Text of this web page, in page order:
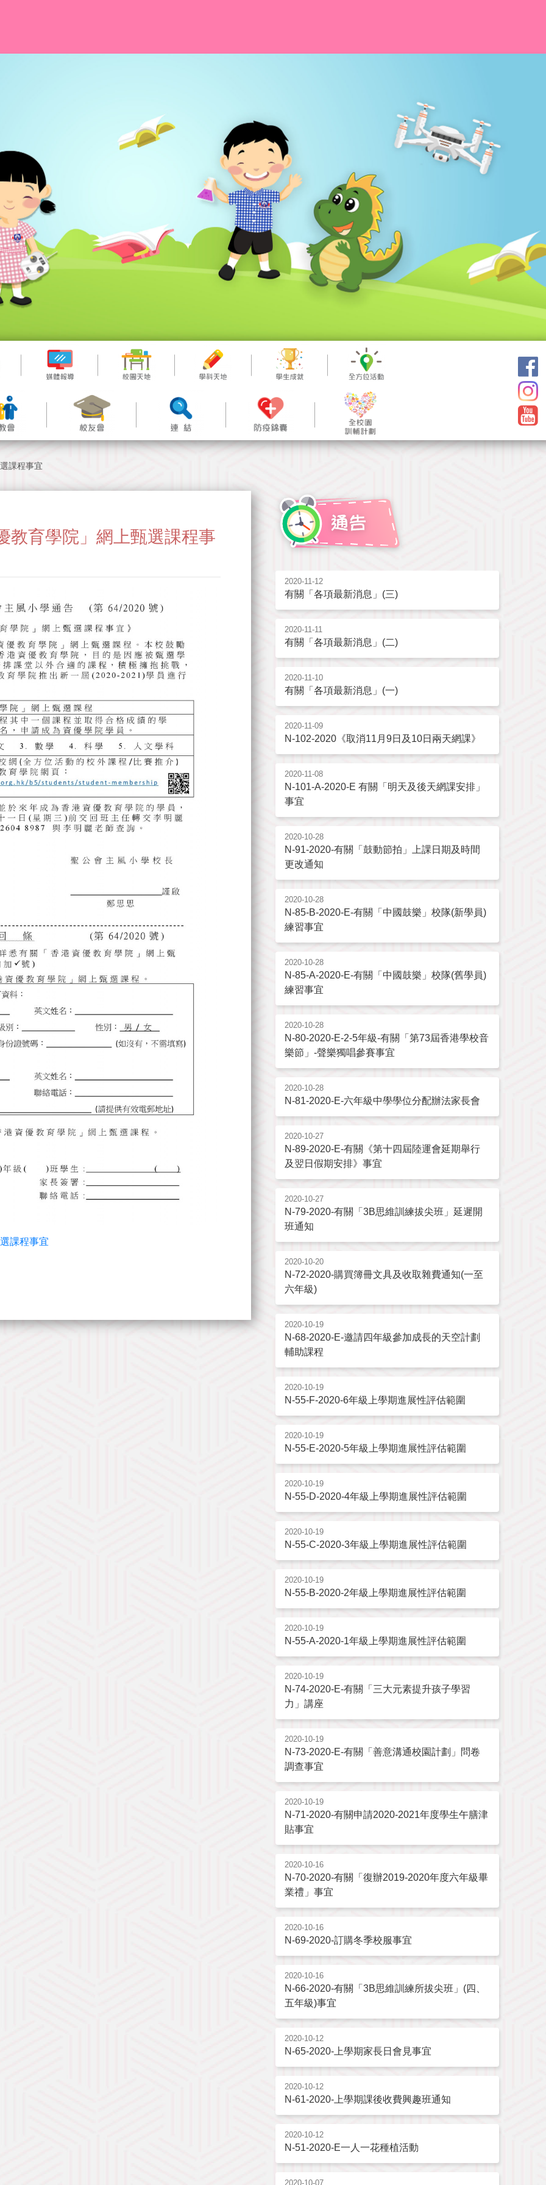
課程事宜
教育學院」網上甄選課程事
課程事宜
2020-11-12
有關「各項最新消息」(三)
2020-11-11
有關「各項最新消息」(二)
2020-11-10
有關「各項最新消息」(一)
2020-11-09
N-102-2020《取消11月9日及10日兩天網課》
2020-11-08
N-101-A-2020-E 有關「明天及後天網課安排」
事宜
2020-10-28
N-91-2020-有關「鼓動節拍」上課日期及時間
更改通知
2020-10-28
N-85-B-2020-E-有關「中國鼓樂」校隊(新學員)
練習事宜
2020-10-28
N-85-A-2020-E-有關「中國鼓樂」校隊(舊學員)
練習事宜
2020-10-28
N-80-2020-E-2-5年級-有關「第73屆香港學校音
樂節」-聲樂獨唱參賽事宜
2020-10-28
N-81-2020-E-六年級中學學位分配辦法家長會
2020-10-27
N-89-2020-E-有關《第十四屆陸運會延期舉行
及翌日假期安排》事宜
2020-10-27
N-79-2020-有關「3B思維訓練拔尖班」延遲開
班通知
2020-10-20
N-72-2020-購買簿冊文具及收取雜費通知(一至
六年級)
2020-10-19
N-68-2020-E-邀請四年級參加成長的天空計劃
輔助課程
2020-10-19
N-55-F-2020-6年級上學期進展性評估範圍
2020-10-19
N-55-E-2020-5年級上學期進展性評估範圍
2020-10-19
N-55-D-2020-4年級上學期進展性評估範圍
2020-10-19
N-55-C-2020-3年級上學期進展性評估範圍
2020-10-19
N-55-B-2020-2年級上學期進展性評估範圍
2020-10-19
N-55-A-2020-1年級上學期進展性評估範圍
2020-10-19
N-74-2020-E-有關「三大元素提升孩子學習
力」講座
2020-10-19
N-73-2020-E-有關「善意溝通校園計劃」問卷
調查事宜
2020-10-19
N-71-2020-有關申請2020-2021年度學生午膳津
貼事宜
2020-10-16
N-70-2020-有關「復辦2019-2020年度六年級畢
業禮」事宜
2020-10-16
N-69-2020-訂購冬季校服事宜
2020-10-16
N-66-2020-有關「3B思維訓練所拔尖班」(四、
五年級)事宜
2020-10-12
N-65-2020-上學期家長日會見事宜
2020-10-12
N-61-2020-上學期課後收費興趣班通知
2020-10-12
N-51-2020-E一人一花種植活動
2020-10-07